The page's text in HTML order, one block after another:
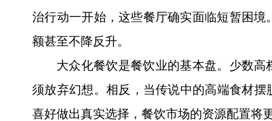
治行动一开始，这些餐厅确实面临短暂困
额甚至不降反升。
大众化餐饮是餐饮业的基本盘。少数
须放弃幻想。相反，当传说中的高端食材
喜好做出真实选择，餐饮市场的资源配置将